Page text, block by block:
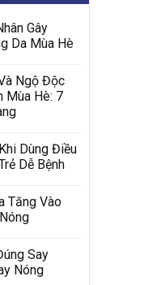
Gây
Da Mùa Hè
Ngộ Độc
Mùa Hè: 7
Dùng Điều
Dễ Bệnh
Tăng Vào
Say
Nóng